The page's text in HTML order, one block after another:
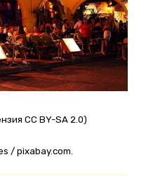
CC BY-SA 2.0)
/ pixabay.com.